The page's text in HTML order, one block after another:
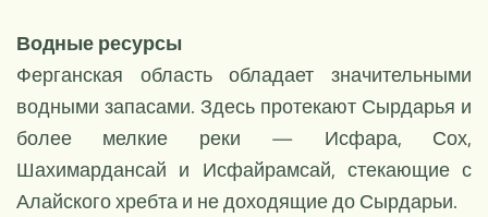
Водные ресурсы
Ферганская область обладает значительными
водными запасами. Здесь протекают Сырдарья и
более мелкие реки — Исфара, Сох,
Шахимардансай и Исфайрамсай, стекающие с
Алайского хребта и не доходящие до Сырдарьи.